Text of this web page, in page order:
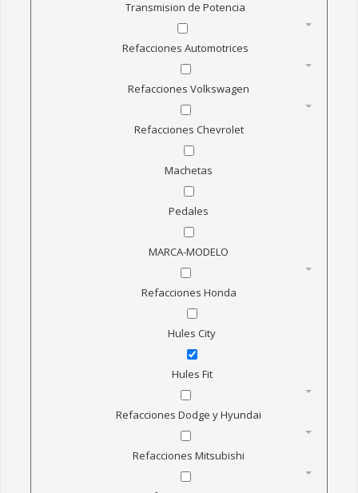
TRELLEBORG SEALING SOLUTIONS
MANGUERAS HIDRAULICAS
CARRETILLAS Y PATINES
RUEDAS Y RODAJAS
CORTINA HAWAIANA
TAPETES
PLANCHAS Y ROLLOS
CONSTRUCCION
SOLERAS Y ESPONJAS
GOMAS ALIMENTICIAS
REFACCIONES AUTOMOTRICES
REFACCIONES VOLKSWAGEN
VOLKSWAGEN POLO
VOLKSWAGEN GOL
VOLKSWAGEN JETTA A3 Y GOLF
VOLKSWAGEN JETTA A4 Y GOLF
VOLKSWAGEN VENTO
REFACCIONES CHEVROLET
HULES AVEO
Transmision de Potencia
Refacciones Automotrices
Refacciones Volkswagen
Refacciones Chevrolet
Machetas
Pedales
MARCA-MODELO
Refacciones Honda
Hules City
Hules Fit
Refacciones Dodge y Hyundai
Refacciones Mitsubishi